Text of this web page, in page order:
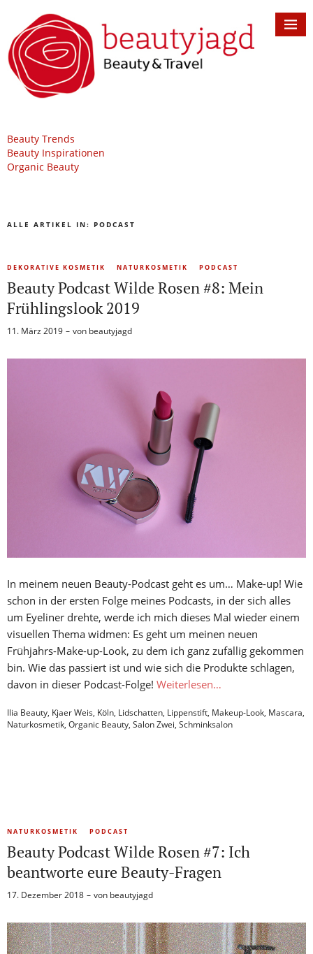
Beauty Trends
Beauty Inspirationen
Organic Beauty
ALLE ARTIKEL IN: PODCAST
DEKORATIVE KOSMETIK NATURKOSMETIK PODCAST
Beauty Podcast Wilde Rosen #8: Mein
Frühlingslook 2019
11. März 2019 von beautyjagd
In meinem neuen Beauty-Podcast geht es um… Make-up! Wie
schon in der ersten Folge meines Podcasts, in der sich alles
um Eyeliner drehte, werde ich mich dieses Mal wieder einem
visuellen Thema widmen: Es geht um meinen neuen
Frühjahrs-Make-up-Look, zu dem ich ganz zufällig gekommen
bin. Wie das passiert ist und wie sich die Produkte schlagen,
davon in dieser Podcast-Folge! Weiterlesen…
Ilia Beauty, Kjaer Weis, Köln, Lidschatten, Lippenstift, Makeup-Look, Mascara,
Naturkosmetik, Organic Beauty, Salon Zwei, Schminksalon
NATURKOSMETIK PODCAST
Beauty Podcast Wilde Rosen #7: Ich
beantworte eure Beauty-Fragen
17. Dezember 2018 von beautyjagd